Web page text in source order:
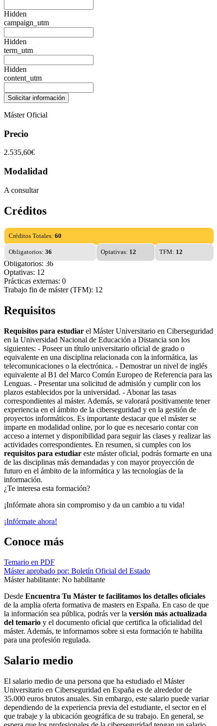
Hidden
campaign_utm
Hidden
term_utm
Hidden
content_utm
Máster Oficial
Precio
2.535,60€
Modalidad
A consultar
Créditos
Créditos Totales: 60
Obligatorios: 36 Optativas: 12 TFM: 12
Obligatorios: 36
Optativas: 12
Prácticas externas: 0
Trabajo fin de máster (TFM): 12
Requisitos
Requisitos para estudiar el Máster Universitario en Ciberseguridad
en la Universidad Nacional de Educación a Distancia son los
siguientes: - Poseer un título universitario oficial de grado o
equivalente en una disciplina relacionada con la informática, las
telecomunicaciones o la electrónica. - Demostrar un nivel de inglés
equivalente al B1 del Marco Común Europeo de Referencia para las
Lenguas. - Presentar una solicitud de admisión y cumplir con los
plazos establecidos por la universidad. - Abonar las tasas
correspondientes al máster. Además, se valorará positivamente tener
experiencia en el ámbito de la ciberseguridad y en la gestión de
proyectos informáticos. Es importante destacar que el máster se
imparte en modalidad online, por lo que es necesario contar con
acceso a internet y disponibilidad para seguir las clases y realizar las
actividades correspondientes. En resumen, si cumples con los
requisitos para estudiar este máster oficial, podrás formarte en una
de las disciplinas más demandadas y con mayor proyección de
futuro en el ámbito de la informática y las tecnologías de la
información.
¿Te interesa esta formación?
¡Infórmate ahora sin compromiso y da un cambio a tu vida!
¡Infórmate ahora!
Conoce más
Temario en PDF
Máster aprobado por: Boletín Oficial del Estado
Máster habilitante: No habilitante
Desde Encuentra Tu Máster te facilitamos los detalles oficiales
de la amplia oferta formativa de masters en España. En caso de que
la información sea pública, podrás ver la versión más actualizada
del temario y el documento oficial que certifica la oficialidad del
máster. Además, te informamos sobre si esta formación te habilita
para una profesión regulada.
Salario medio
El salario medio de una persona que ha estudiado el Máster
Universitario en Ciberseguridad en España es de alrededor de
35.000 euros brutos anuales. Sin embargo, este salario puede variar
dependiendo de la experiencia previa del estudiante, el sector en el
que trabaje y la ubicación geográfica de su trabajo. En general, se